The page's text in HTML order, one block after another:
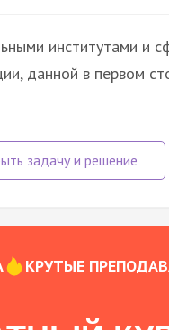
институтами и
данной в первом
КРУТЫЕ